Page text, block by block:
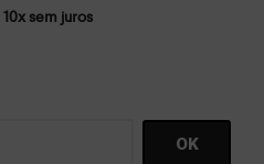
10x sem juros